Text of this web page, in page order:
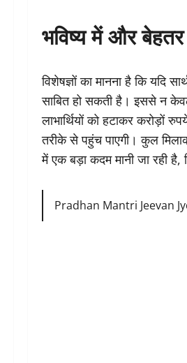
भविष्य में और बेहतर
विशेषज्ञों का मानना है कि यदि
साबित हो सकती है। इससे न केवल
लाभार्थियों को हटाकर करोड़ों
तरीके से पहुंच पाएगी। कुल
में एक बड़ा कदम मानी जा रही है,
Pradhan Mantri Jeevan